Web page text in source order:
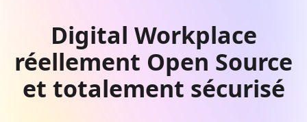
Digital Workplace
réellement Open Source
et totalement sécurisé